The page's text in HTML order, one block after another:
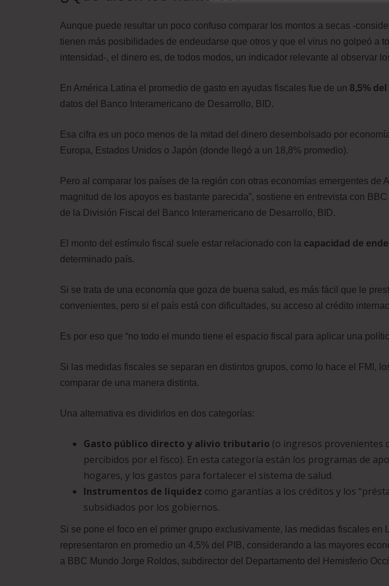
Aunque puede resultar un poco confuso comparar los montos a secas -
tienen más posibilidades de endeudarse que otros y que el virus no golpeó a
intensidad-, el dinero es, de todos modos, un indicador relevante al observar
En América Latina el promedio de gasto en ayudas fiscales fue de un 8,5% del
datos del Banco Interamericano de Desarrollo, BID.
Esa cifra es un poco menos de la mitad del dinero desembolsado por
Europa, Estados Unidos o Japón (donde llegó a un 18,8% promedio).
Pero al comparar los países de la región con otras economías emergentes de
magnitud de los apoyos es bastante parecida”, sostiene en entrevista con
de la División Fiscal del Banco Interamericano de Desarrollo, BID.
El monto del estímulo fiscal suele estar relacionado con la capacidad de
determinado país.
Si se trata de una economía que goza de buena salud, es más fácil que le
convenientes, pero si el país está con dificultades, su acceso al crédito
Es por eso que “no todo el mundo tiene el espacio fiscal para aplicar una
Si las medidas fiscales se separan en distintos grupos, como lo hace el FMI,
comparar de una manera distinta.
Una alternativa es dividirlos en dos categorías:
Gasto público directo y alivio tributario (o ingresos provenientes
percibidos por el fisco). En esta categoría están los programas de
hogares, y los gastos para fortalecer el sistema de salud.
Instrumentos de liquidez como garantías a los créditos y los
subsidiados por los gobiernos.
Si se pone el foco en el primer grupo exclusivamente, las medidas fiscales en
representaron en promedio un 4,5% del PIB, considerando a las mayores
a BBC Mundo Jorge Roldos, subdirector del Departamento del Hemisferio